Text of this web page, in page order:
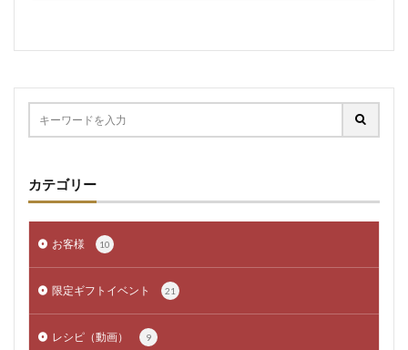
カテゴリー
お客様 10
限定ギフトイベント 21
レシピ（動画） 9